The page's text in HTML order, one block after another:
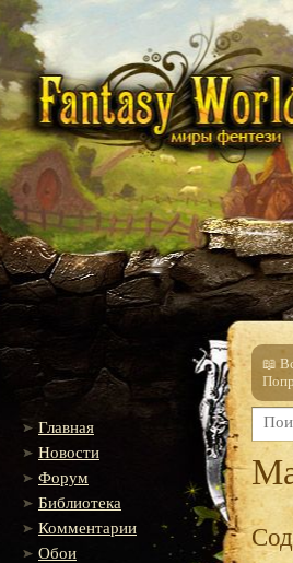
Главная
Новости
Форум
Библиотека
Комментарии
Обои
📖